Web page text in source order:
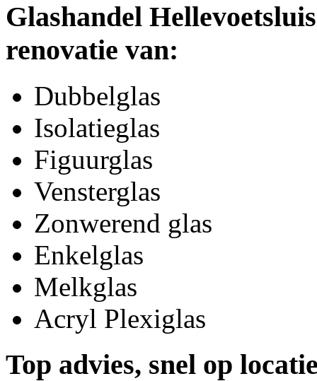
Glashandel
renovatie van:
Dubbelglas
Isolatieglas
Figuurglas
Vensterglas
Zonwerend glas
Enkelglas
Melkglas
Acryl Plexiglas
Top advies, snel op